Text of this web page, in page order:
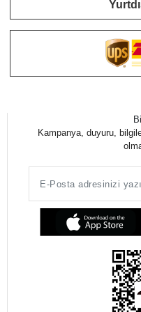
Kampanya, duyuru,